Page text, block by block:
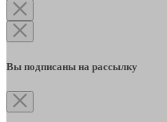
Вы подписаны на рассылку